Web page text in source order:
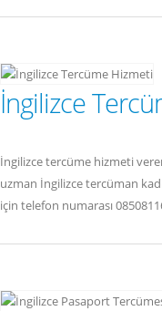
İngilizce
İngilizce tercüme hizmeti
uzman İngilizce tercüman
için telefon numarası